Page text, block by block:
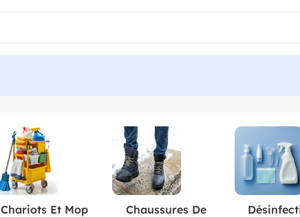
Chariots Et Mop
Chaussures De